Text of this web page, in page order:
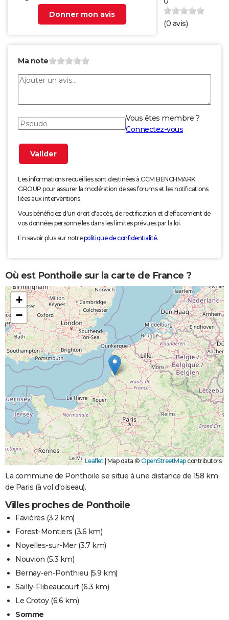
Donner mon avis
(0 avis)
Ma note
Vous êtes membre ?
Connectez-vous
Les informations recueillies sont destinées à CCM BENCHMARK
GROUP pour assurer la modération de ses forums et les notifications
liées aux interventions.
Vous bénéficiez d'un droit d'accès, de rectification et d'effacement de
vos données personnelles dans les limites prévues par la loi.
En savoir plus sur notrepolitique de confidentialité.
Où est Ponthoile sur la carte de France ?
+
−
Leaflet|Map data © OpenStreetMapcontributors
La commune de Ponthoile se situe à une distance de 158 km
de Paris (à vol d'oiseau).
Villes proches de Ponthoile
Favières (3.2 km)
Forest-Montiers (3.6 km)
Noyelles-sur-Mer(3.7 km)
Nouvion (5.3 km)
Bernay-en-Ponthieu (5.9 km)
Sailly-Flibeaucourt(6.3 km)
Le Crotoy(6.6 km)
Somme